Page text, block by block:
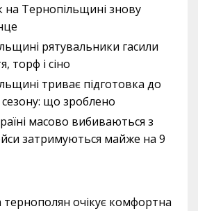
на Тернопільщині знову
рятувальники гасили
торф і сіно
триває підготовка до
що зроблено
масово вибиваються з
затримуються майже на 9
тернополян очікує комфортна